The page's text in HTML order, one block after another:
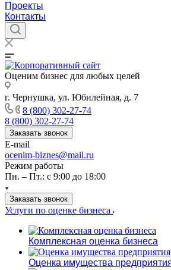
Проекты
Контакты
Оценим бизнес для любых целей
г. Чернушка, ул. Юбилейная, д. 7
8 (800) 302-27-74
8 (800) 302-27-74
Заказать звонок
E-mail
ocenim-biznes@mail.ru
Режим работы
Пн. – Пт.: с 9:00 до 18:00
Заказать звонок
Услуги по оценке бизнеса
Комплексная оценка бизнеса
Оценка имущества